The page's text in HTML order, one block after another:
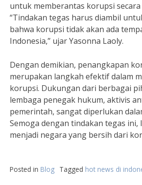
untuk memberantas korupsi
“Tindakan tegas harus diambil
bahwa korupsi tidak akan ada
Indonesia,” ujar Yasonna Laoly.
Dengan demikian, penangkapan
merupakan langkah efektif dalam
korupsi. Dukungan dari berbagai
lembaga penegak hukum, aktivis
pemerintah, sangat diperlukan
Semoga dengan tindakan tegas ini,
menjadi negara yang bersih dari
Posted in Blog Tagged hot news di